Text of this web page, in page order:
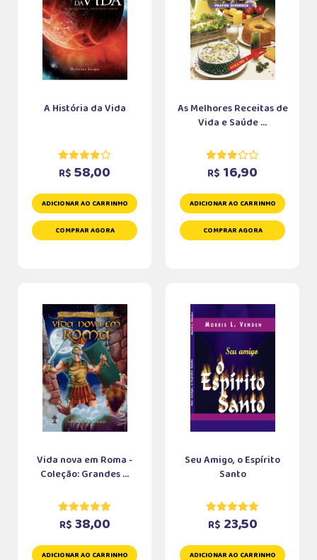
A História da Vida
R$ 58,00
ADICIONAR AO CARRINHO
COMPRAR AGORA
As Melhores Receitas de
Vida e Saúde ...
R$ 16,90
ADICIONAR AO CARRINHO
COMPRAR AGORA
Vida nova em Roma -
Coleção: Grandes ...
R$ 38,00
ADICIONAR AO CARRINHO
Seu Amigo, o Espírito
Santo
R$ 23,50
ADICIONAR AO CARRINHO